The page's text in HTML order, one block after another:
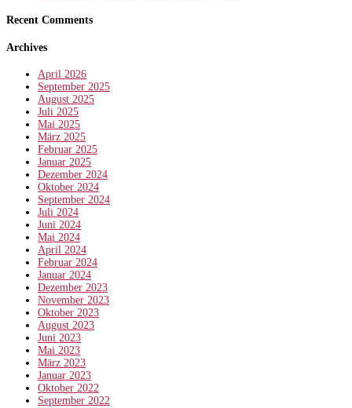
Recent Comments
Archives
April 2026
September 2025
August 2025
Juli 2025
Mai 2025
März 2025
Februar 2025
Januar 2025
Dezember 2024
Oktober 2024
September 2024
Juli 2024
Juni 2024
Mai 2024
April 2024
Februar 2024
Januar 2024
Dezember 2023
November 2023
Oktober 2023
August 2023
Juni 2023
Mai 2023
März 2023
Januar 2023
Oktober 2022
September 2022